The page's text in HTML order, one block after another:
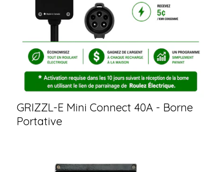
GRIZZL-E Mini Connect 40A - Borne
Portative